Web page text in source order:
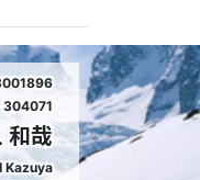
304071
和哉
Kazuya